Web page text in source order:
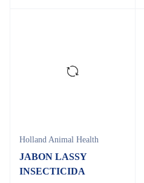
Holland Animal Health
JABON LASSY
INSECTICIDA